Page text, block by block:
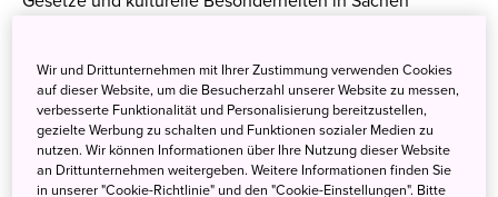
Japan zum Beispiel galt lange Zeit als „Raucherparadies“.
Diese Zeiten sind anscheinend vorbei, denn in Japan wird
Rauchen seit einiger Zeit zunehmend unbeliebter: So ist
der Zigarettenkonsum seit 2009 um 35 Prozent gesunken.
Nur noch 18 Prozent aller Erwachsenen rauchen, 2009
Wir und Drittunternehmen mit Ihrer Zustimmung verwenden Cookies
auf dieser Website, um die Besucherzahl unserer Website zu messen,
verbesserte Funktionalität und Personalisierung bereitzustellen,
gezielte Werbung zu schalten und Funktionen sozialer Medien zu
nutzen. Wir können Informationen über Ihre Nutzung dieser Website
an Drittunternehmen weitergeben. Weitere Informationen finden Sie
in unserer "Cookie-Richtlinie" und den "Cookie-Einstellungen". Bitte